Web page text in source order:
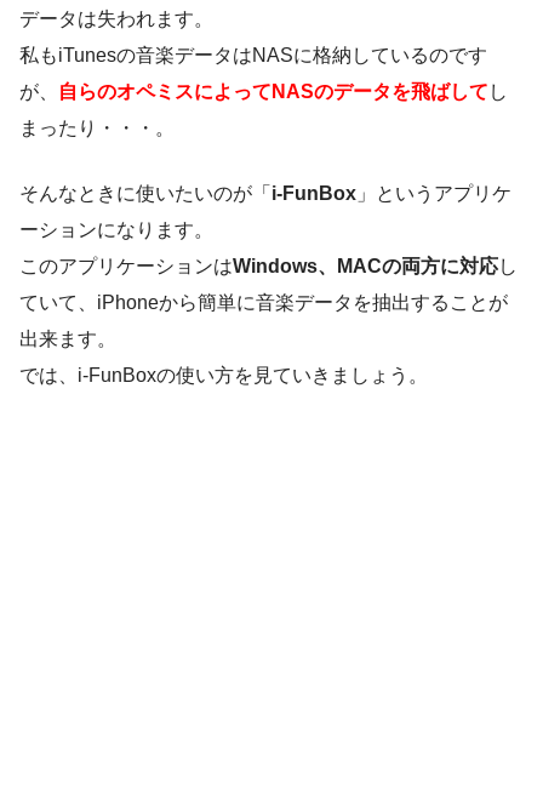
データは失われます。
私もiTunesの音楽データはNASに格納しているのです
が、
自らのオペミスによってNASのデータを飛ばして し
まったり・・・。
そんなときに使いたいのが「 i-FunBox 」というアプリケ
ーションになります。
このアプリケーションはWindows、MACの両方に対応し
ていて、iPhoneから簡単に音楽データを抽出することが
出来ます。
では、i-FunBoxの使い方を見ていきましょう。